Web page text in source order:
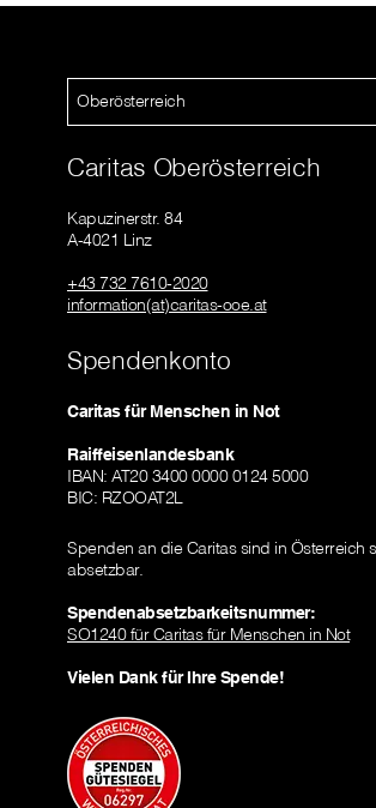
Oberösterreich
Caritas Oberösterreich
Kapuzinerstr. 84
A-4021 Linz
+43 732 7610-2020
information(at)caritas-ooe.at
Spendenkonto
Caritas für Menschen in Not
Raiffeisenlandesbank
IBAN: AT20 3400 0000 0124 5000
BIC: RZOOAT2L
Spenden an die Caritas sind in Österreich
absetzbar.
Spendenabsetzbarkeitsnummer:
SO1240 für Caritas für Menschen in Not
Vielen Dank für Ihre Spende!